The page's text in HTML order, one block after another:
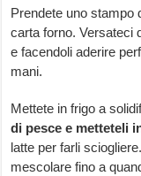
Prendete uno stampo
carta forno. Versateci
e facendoli aderire
mani.
Mettete in frigo a
di pesce e metteteli
latte per farli
mescolare fino a